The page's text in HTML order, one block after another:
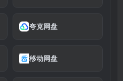
夸克网盘
移动网盘